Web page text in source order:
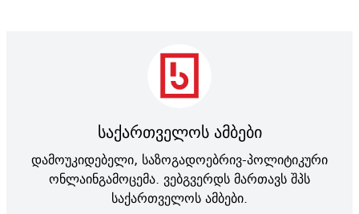
საქართველოს ამბები
დამოუკიდებელი, საზოგადოებრივ-პოლიტიკური
ონლაინგამოცემა. ვებგვერდს მართავს შპს
საქართველოს ამბები.